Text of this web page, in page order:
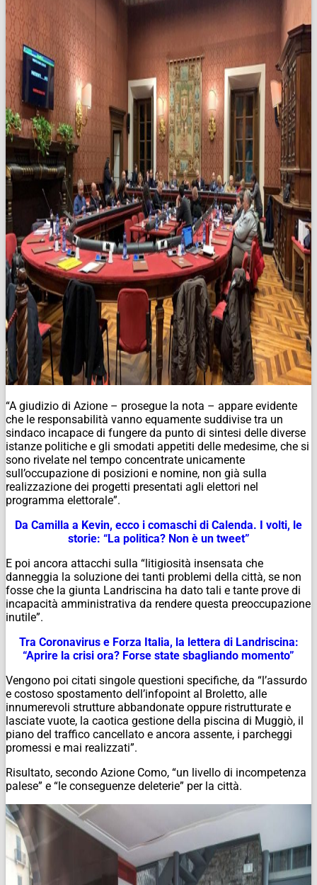
“A giudizio di Azione – prosegue la nota – appare evidente
che le responsabilità vanno equamente suddivise tra un
sindaco incapace di fungere da punto di sintesi delle diverse
istanze politiche e gli smodati appetiti delle medesime, che si
sono rivelate nel tempo concentrate unicamente
sull’occupazione di posizioni e nomine, non già sulla
realizzazione dei progetti presentati agli elettori nel
programma elettorale”.
Da Camilla a Kevin, ecco i comaschi di Calenda. I volti, le
storie: “La politica? Non è un tweet”
E poi ancora attacchi sulla “litigiosità insensata che
danneggia la soluzione dei tanti problemi della città, se non
fosse che la giunta Landriscina ha dato tali e tante prove di
incapacità amministrativa da rendere questa preoccupazione
inutile”.
Tra Coronavirus e Forza Italia, la lettera di Landriscina:
“Aprire la crisi ora? Forse state sbagliando momento”
Vengono poi citati singole questioni specifiche, da “l’assurdo
e costoso spostamento dell’infopoint al Broletto, alle
innumerevoli strutture abbandonate oppure ristrutturate e
lasciate vuote, la caotica gestione della piscina di Muggiò, il
piano del traffico cancellato e ancora assente, i parcheggi
promessi e mai realizzati”.
Risultato, secondo Azione Como, “un livello di incompetenza
palese” e “le conseguenze deleterie” per la città.